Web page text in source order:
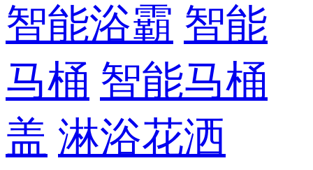
智能浴霸 智能
马桶 智能马桶
盖 淋浴花洒